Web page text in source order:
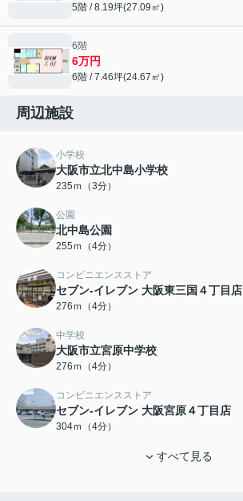
5階 / 8.19坪(27.09㎡)
6階
6万円
6階 / 7.46坪(24.67㎡)
周辺施設
小学校
大阪市立北中島小学校
235ｍ（3分）
公園
北中島公園
255ｍ（4分）
コンビニエンスストア
セブン-イレブン 大阪東三国４丁目店
276ｍ（4分）
中学校
大阪市立宮原中学校
276ｍ（4分）
コンビニエンスストア
セブン-イレブン 大阪宮原４丁目店
304ｍ（4分）
すべて見る